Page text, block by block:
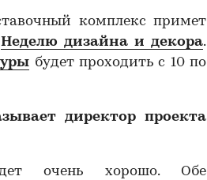
комплекс примет
Неделю дизайна и декора.
будет проходить с 10 по
директор проекта
очень хорошо. Обе